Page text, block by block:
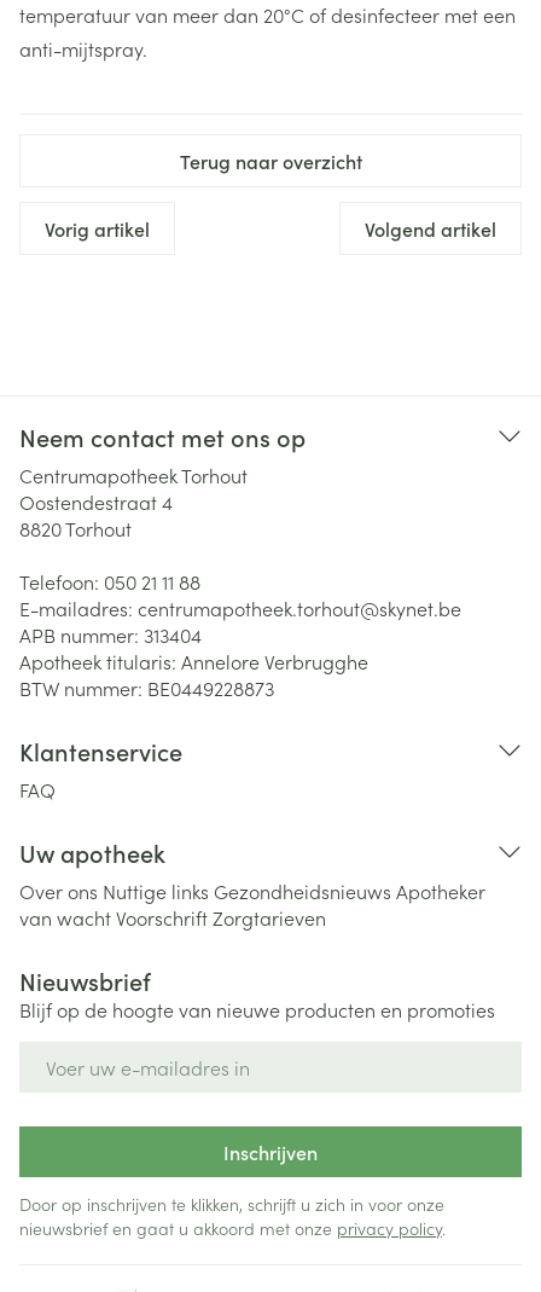
temperatuur van meer dan 20°C of desinfecteer met een
anti-mijtspray.
Terug naar overzicht
Vorig artikel Volgend artikel
Neem contact met ons op
Centrumapotheek Torhout
Oostendestraat 4
8820Torhout
Telefoon: 050 21 11 88
E-mailadres: centrumapotheek.torhout@skynet.be
APB nummer: 313404
Apotheek titularis: Annelore Verbrugghe
BTW nummer: BE0449228873
Klantenservice
FAQ
Uw apotheek
Over ons Nuttige links Gezondheidsnieuws Apotheker
van wachtVoorschriftZorgtarieven
Nieuwsbrief
Blijf op de hoogte van nieuwe producten en promoties
Inschrijven
Door op inschrijven te klikken, schrijft u zich in voor onze
nieuwsbrief en gaat u akkoord met onze privacy policy.